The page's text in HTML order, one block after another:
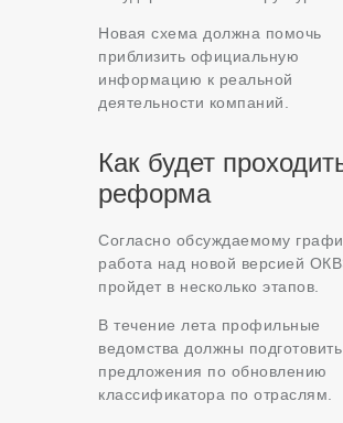
Новая схема должна помочь
приблизить официальную
информацию к реальной
деятельности компаний.
Как будет
реформа
Согласно обсуждаемому
работа над новой версией
пройдет в несколько этапов.
В течение лета профильные
ведомства должны подготовить
предложения по обновлению
классификатора по отраслям.